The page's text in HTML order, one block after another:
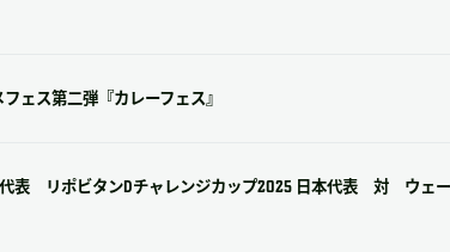
ェス第二弾『カレーフェス』
表 リポビタンDチャレンジカップ2025 日本代表 対 ウェ